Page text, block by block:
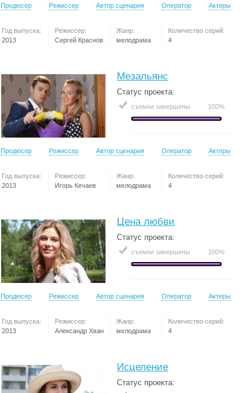
Продюсер Режиссер Автор сценария Оператор Актеры
Год выпуска:
2013
Режиссер:
Сергей Краснов
Жанр:
мелодрама
Количество серий:
4
Мезальянс
Статус проекта:
съемки завершены 100%
Продюсер Режиссер Автор сценария Оператор Актеры
Год выпуска:
2013
Режиссер:
Игорь Кечаев
Жанр:
мелодрама
Количество серий:
4
Цена любви
Статус проекта:
съемки завершены 100%
Продюсер Режиссер Автор сценария Оператор Актеры
Год выпуска:
2013
Режиссер:
Александр Хван
Жанр:
мелодрама
Количество серий:
4
Исцеление
Статус проекта: